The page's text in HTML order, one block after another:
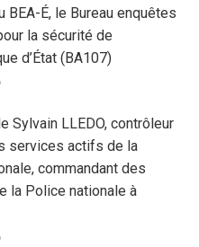
BEA-É, le Bureau enquêtes
la sécurité de
d’État (BA107)
Sylvain LLEDO, contrôleur
services actifs de la
commandant des
la Police nationale à